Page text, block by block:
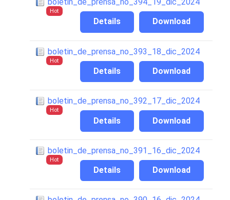
Hot
Download
Details
boletin_de_prensa_no_393_18_dic_2024
Hot
Download
Details
boletin_de_prensa_no_392_17_dic_2024
Hot
Download
Details
boletin_de_prensa_no_391_16_dic_2024
Hot
Download
Details